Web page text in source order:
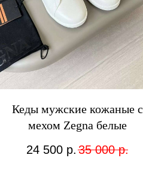
Кеды мужские кожаные с
мехом Zegna белые
24 500 р. 35 000 р.